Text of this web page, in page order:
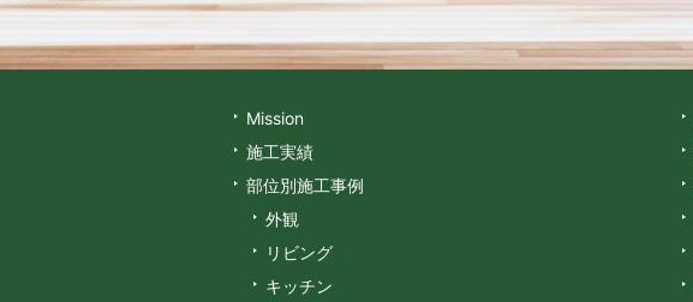
Mission
施工実績
部位別施工事例
外観
リビング
キッチン